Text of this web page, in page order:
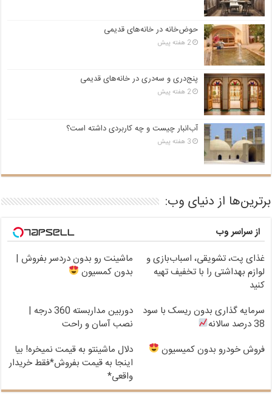
حوض‌خانه در خانه‌های قدیمی
2 هفته پیش
پنج‌دری و سه‌دری در خانه‌های قدیمی
2 هفته پیش
آب‌انبار چیست و چه کاربردی داشته است؟
3 هفته پیش
برترین‌ها از دنیای وب:
از سراسر وب
غذای پت، تشویقی، اسباب‌بازی و
لوازم بهداشتی را با تخفیف تهیه
کنید
ماشینت رو بدون دردسر بفروش |
بدون کمسیون
سرمایه گذاری بدون ریسک با سود
38 درصد سالانه
دوربین مداربسته 360 درجه |
نصب آسان و راحت
فروش خودرو بدون کمیسیون
دلال ماشینتو به قیمت نمیخره! بیا
اینجا به قیمت بفروش*فقط خریدار
واقعی*